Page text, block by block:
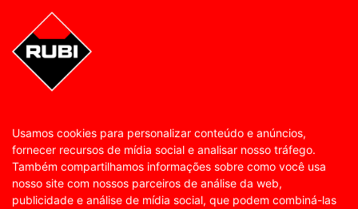
Usamos cookies para personalizar conteúdo e anúncios,
fornecer recursos de mídia social e analisar nosso tráfego.
Também compartilhamos informações sobre como você usa
nosso site com nossos parceiros de análise da web,
publicidade e análise de mídia social, que podem combiná-las